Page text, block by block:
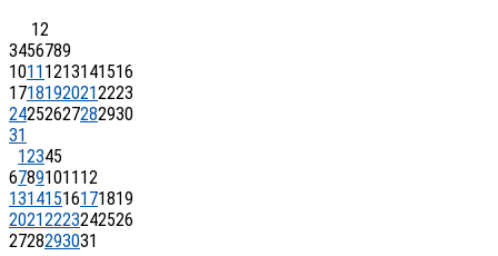
12
3456789
1011 1213141516
17181920212223
24252627282930
31
12345
67891011 12
13141516171819
20212223242526
2728293031